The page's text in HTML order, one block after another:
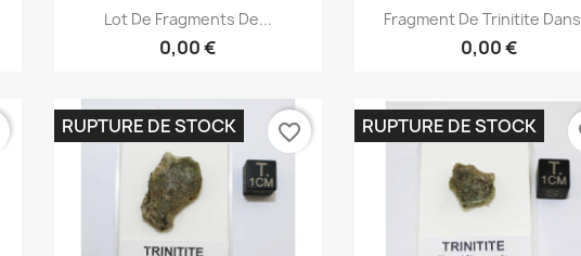
Aperçu rapide
Lot De Fragments De...
0,00 €
Aperçu rapide
Fragment De Trinitite
0,00 €
RUPTURE DE STOCK favorite_border RUPTURE DE STOCK